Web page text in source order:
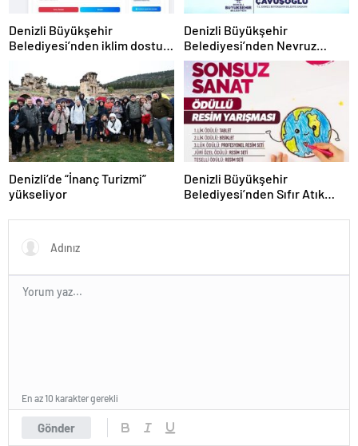
Denizli Büyükşehir
Belediyesi’nden iklim dostu
Denizli Büyükşehir
Belediyesi’nden Nevruz
kutlaması
Denizli’de “İnanç Turizmi”
yükseliyor
Denizli Büyükşehir
Belediyesi’nden Sıfır Atık
Gönder
En az 10 karakter gerekli